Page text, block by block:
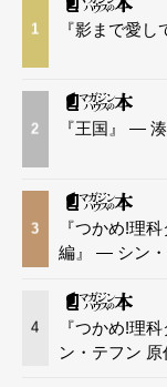
1 『影まで愛
2 『王国』 —
3
『つかめ!理
編』 — シン・
4
『つかめ!理
ン・テフン